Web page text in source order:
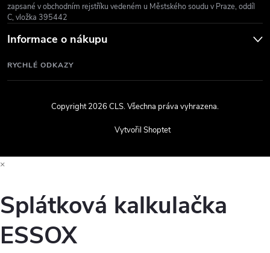
zapsané v obchodním rejstříku vedeném u Městského soudu v Praze, oddíl
C, vložka 395442
Informace o nákupu
RYCHLÉ ODKAZY
Vytvořil Shoptet
Copyright 2026CLS. Všechna práva vyhrazena.
×
Splátková kalkulačka
ESSOX